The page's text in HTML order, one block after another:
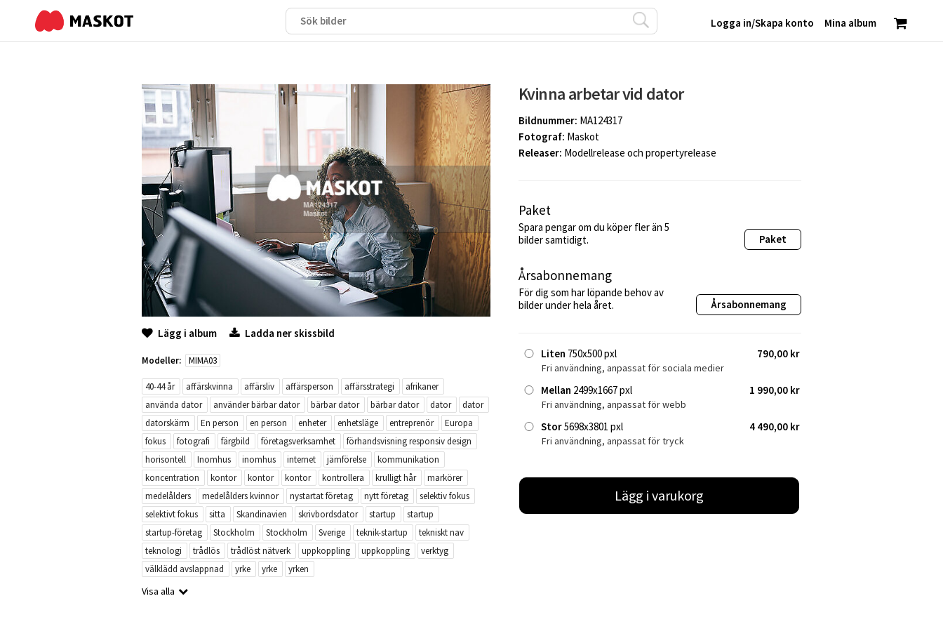
Mina album
Logga in/Skapa konto
Lägg i album Ladda ner skissbild
Modeller: MIMA03
40-44 år affärskvinna affärsliv affärsperson affärsstrategi
afrikaner
använda dator
använder bärbar dator bärbar dator bärbar dator dator
dator
datorskärm
En person en person enheter enhetsläge entreprenör
Europa
fokus
fotografi färgbild företagsverksamhet
förhandsvisning responsiv design
horisontell
Inomhus inomhus internet jämförelse
kommunikation
koncentration
kontor kontor kontor kontrollera krulligt hår
markörer
medelålders
medelålders kvinnor nystartat företag nytt företag
selektiv fokus
selektivt fokus
sitta Skandinavien skrivbordsdator startup
startup
startup-företag
Stockholm Stockholm Sverige teknik-startup
tekniskt nav
teknologi
trådlös trådlöst nätverk uppkoppling uppkoppling
verktyg
välklädd avslappnad
yrke yrke yrken
Visa alla
Kvinna arbetar vid dator
Bildnummer: MA124317
Fotograf: Maskot
Releaser: Modellrelease och propertyrelease
Paket
Spara pengar om du köper fler än 5
bilder samtidigt.
Paket
Årsabonnemang
För dig som har löpande behov av
bilder under hela året.
Årsabonnemang
Liten 750x500 pxl 790,00 kr
Fri användning, anpassat för sociala medier
Mellan 2499x1667 pxl 1 990,00 kr
Fri användning, anpassat för webb
Stor5698x3801 pxl 4 490,00 kr
Fri användning, anpassat för tryck
Lägg i varukorg